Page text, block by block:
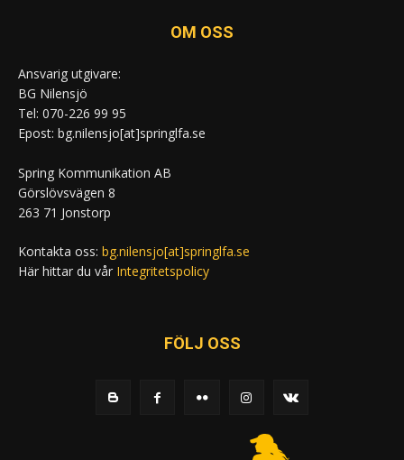
OM OSS
Ansvarig utgivare:
BG Nilensjö
Tel: 070-226 99 95
Epost: bg.nilensjo[at]springlfa.se
Spring Kommunikation AB
Görslövsvägen 8
263 71 Jonstorp
Kontakta oss: bg.nilensjo[at]springlfa.se
Här hittar du vår Integritetspolicy
FÖLJ OSS